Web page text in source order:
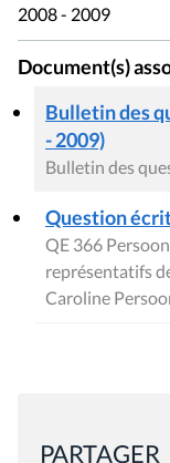
2008 - 2009
Document(s)
Bulletin des
- 2009)
Bulletin des
Question
QE 366
représentatifs
Caroline
PARTAGER